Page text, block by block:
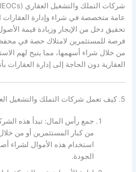
عامة متخصصة في شراء وإدارة العقارات
تحقيق دخل من الإيجار وزيادة قيمة
فرصة للمستثمرين لامتلاك حصة في
من خلال شراء أسهمها، مما يتيح لهم
العقارية دون الحاجة إلى إدارة العقارات
5. كيف تعمل شركات التملك والتشغيل العقاري؟
جمع رأس المال: تبدأ هذه
من كبار المستثمرين أو من خلال
استخدام هذه الأموال لشراء
الجودة.